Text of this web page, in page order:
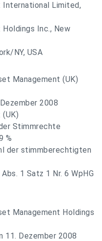
International Limited,
Inc., New
NY, USA
Management (UK)
2008
Stimmrechte
%
der stimmberechtigten
1 Satz 1 Nr. 6 WpHG
Management Holdings
11. Dezember 2008